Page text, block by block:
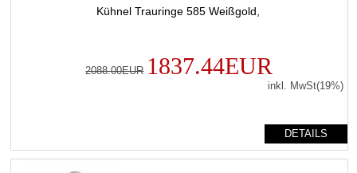
Kühnel Trauringe 585 Weißgold,
2088.00EUR 1837.44EUR
inkl. MwSt(19%)
DETAILS